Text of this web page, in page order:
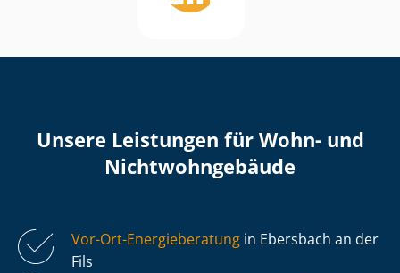
Unsere Leistungen für Wohn- und
Nicht­wohn­ge­bäu­de
Vor-Ort-Energieberatung in Ebersbach an der
Fils